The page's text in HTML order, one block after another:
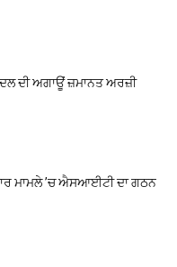
ਦੀ ਅਗਾਊਂ ਜ਼ਮਾਨਤ ਅਰਜ਼ੀ
ਮਾਮਲੇ ’ਚ ਐਸਆਈਟੀ ਦਾ ਗਠਨ